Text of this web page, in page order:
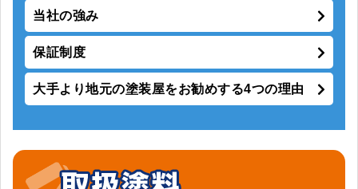
当社の強み
保証制度
大手より地元の塗装屋をお勧めする4つの理由